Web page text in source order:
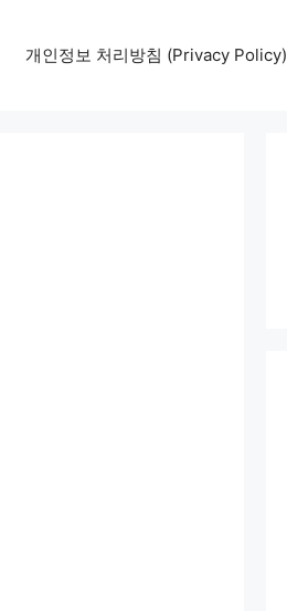
개인정보 처리방침 (Privacy Policy)